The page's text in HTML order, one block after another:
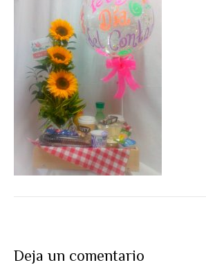
Deja un comentario